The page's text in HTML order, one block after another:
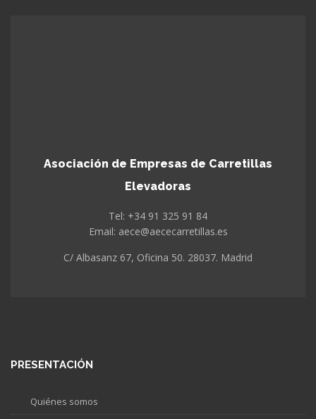
Asociación de Empresas de Carretillas
Elevadoras
Tel: +34 91 325 91 84
Email: aece@aececarretillas.es
C/ Albasanz 67, Oficina 50. 28037. Madrid
PRESENTACIÓN
Quiénes somos